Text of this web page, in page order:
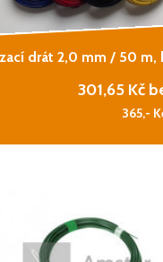
drát 2,0 mm / 50 m,
301,65 Kč
365,-